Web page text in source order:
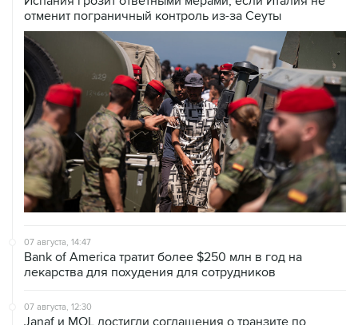
отменит пограничный контроль из-за Сеуты
07 августа, 14:47
Bank of America тратит более $250 млн в год на
лекарства для похудения для сотрудников
07 августа, 12:30
Janaf и MOL достигли соглашения о транзите по